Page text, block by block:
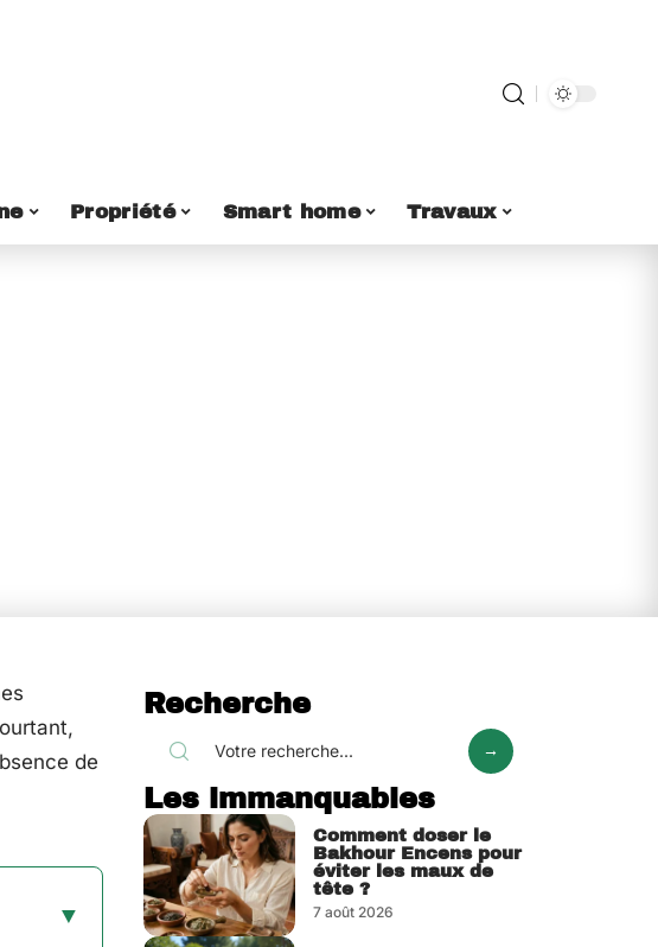
Propriété Smart home Travaux
de
Recherche
Les immanquables
Comment doser le
Bakhour Encens pour
éviter les maux de
tête ?
7 août 2026